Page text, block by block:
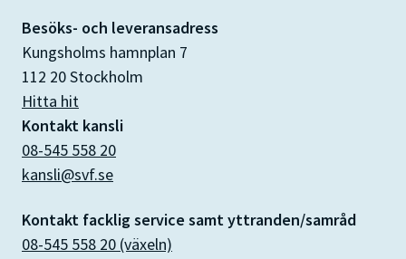
Besöks- och leveransadress
Kungsholms hamnplan 7
112 20 Stockholm
Hitta hit
Kontakt kansli
08-545 558 20
kansli@svf.se
Kontakt facklig service samt yttranden/samråd
08-545 558 20 (växeln)